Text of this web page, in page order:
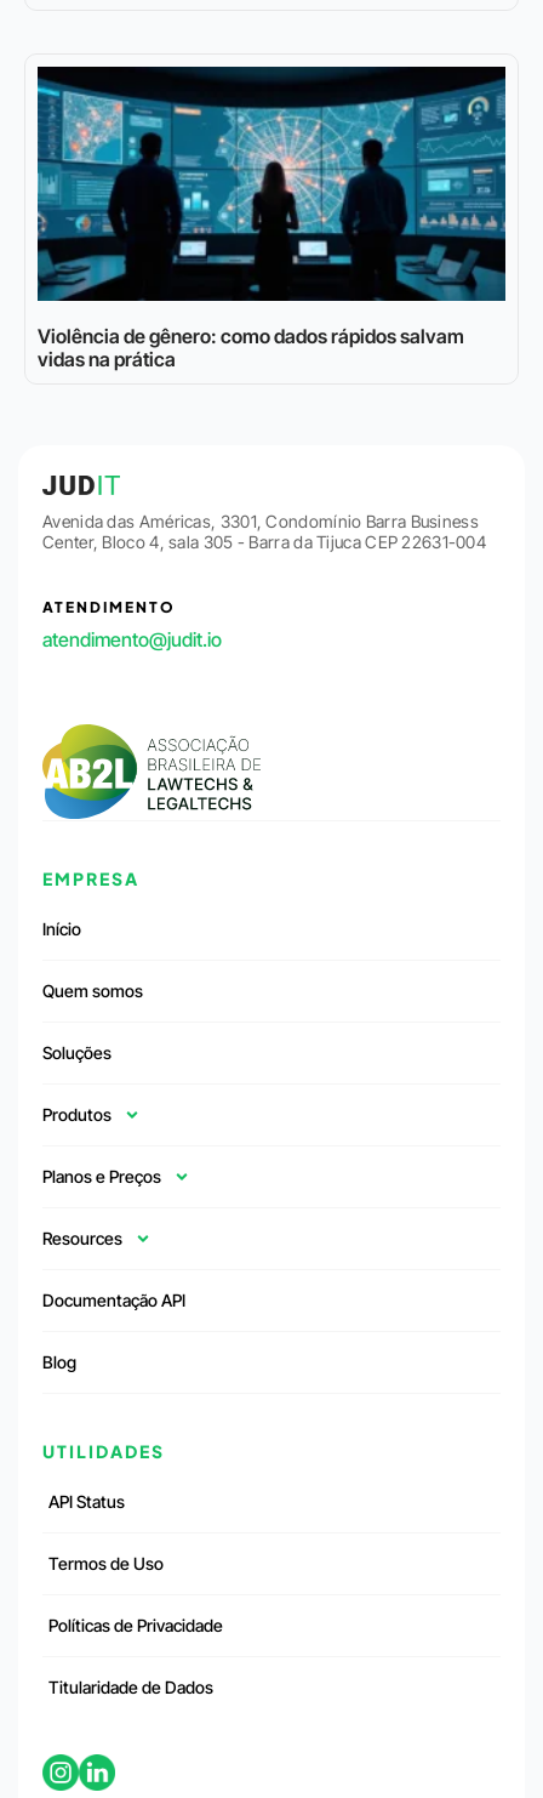
Violência de gênero: como dados rápidos salvam
vidas na prática
Avenida das Américas, 3301, Condomínio Barra Business
Center, Bloco 4, sala 305 - Barra da Tijuca CEP 22631-004
ATENDIMENTO
atendimento@judit.io
EMPRESA
Início
Quem somos
Soluções
Produtos
Planos e Preços
Resources
Documentação API
Blog
UTILIDADES
API Status
Termos de Uso
Políticas de Privacidade
Titularidade de Dados